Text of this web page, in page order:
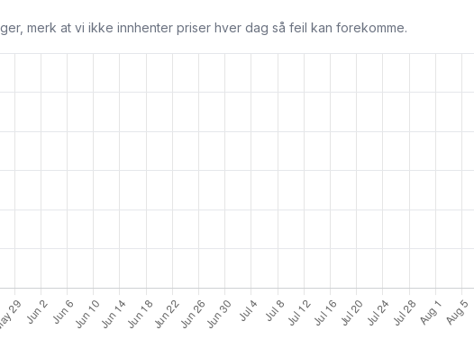
merk at vi ikke innhenter priser hver dag så feil kan forekomme.